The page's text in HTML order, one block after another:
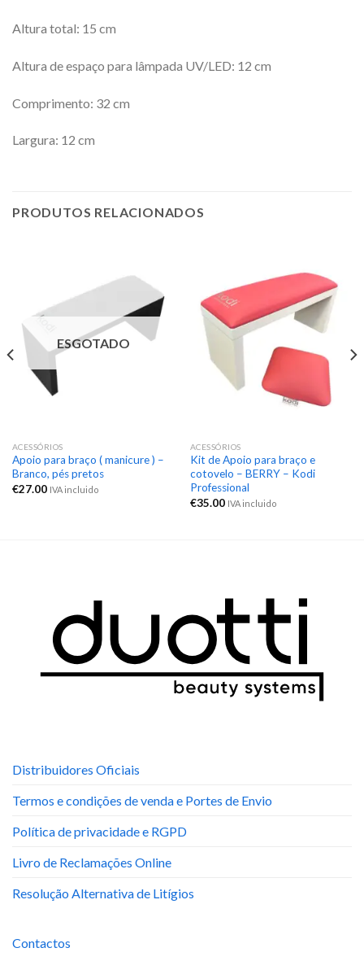
Altura total: 15 cm
Altura de espaço para lâmpada UV/LED: 12 cm
Comprimento: 32 cm
Largura: 12 cm
PRODUTOS RELACIONADOS
ESGOTADO
ACESSÓRIOS
Apoio para braço ( manicure ) –
Branco, pés pretos
€27.00 IVA incluido
ACESSÓRIOS
Kit de Apoio para braço e
cotovelo – BERRY – Kodi
Professional
€35.00 IVA incluido
Distribuidores Oficiais
Termos e condições de venda e Portes de Envio
Política de privacidade e RGPD
Livro de Reclamações Online
Resolução Alternativa de Litígios
Contactos